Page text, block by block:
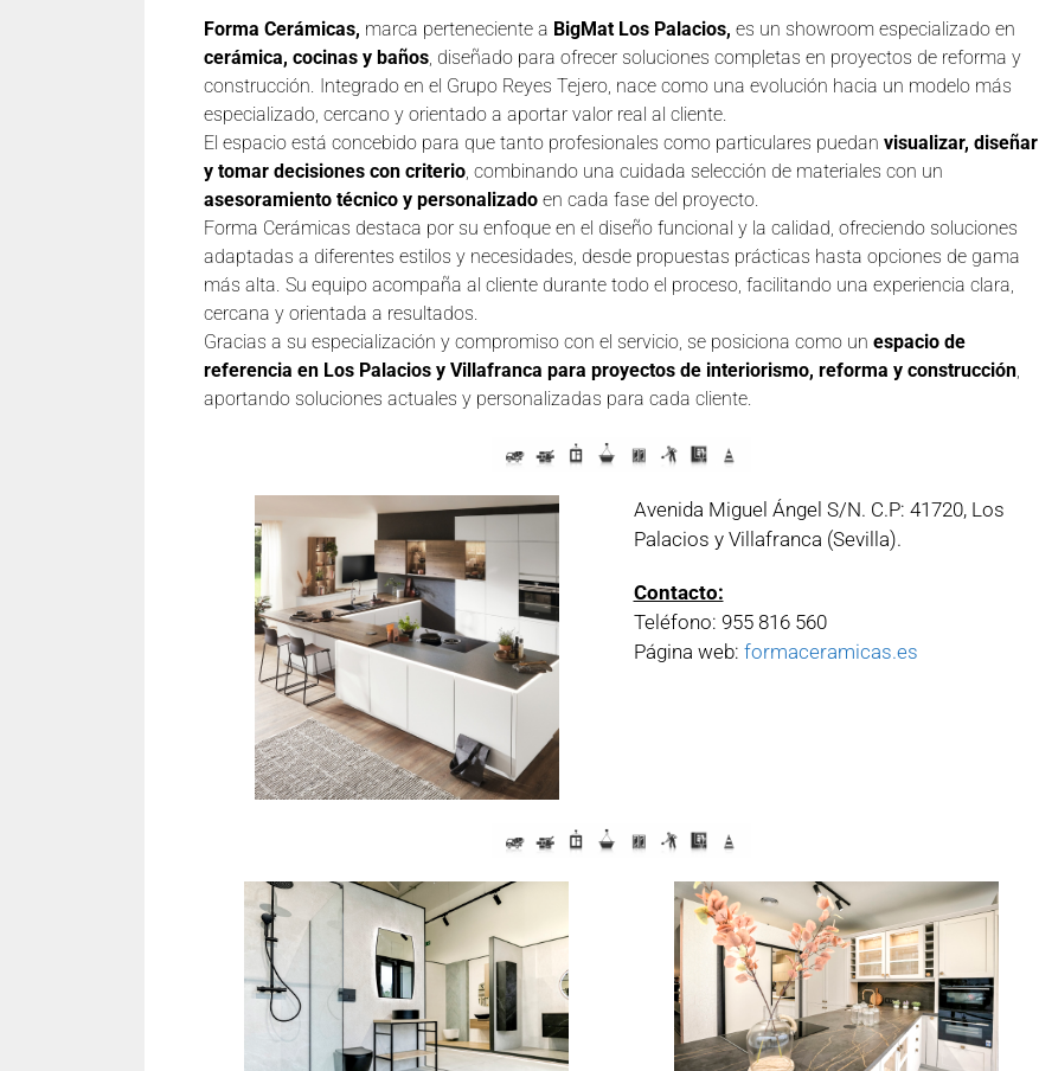
Forma Cerámicas, marca perteneciente a BigMat Los Palacios, es un showroom especializado en
cerámica, cocinas y baños, diseñado para ofrecer soluciones completas en proyectos de reforma y
construcción. Integrado en el Grupo Reyes Tejero, nace como una evolución hacia un modelo más
especializado, cercano y orientado a aportar valor real al cliente.
El espacio está concebido para que tanto profesionales como particulares puedan visualizar, diseñar
y tomar decisiones con criterio, combinando una cuidada selección de materiales con un
asesoramiento técnico y personalizado en cada fase del proyecto.
Forma Cerámicas destaca por su enfoque en el diseño funcional y la calidad, ofreciendo soluciones
adaptadas a diferentes estilos y necesidades, desde propuestas prácticas hasta opciones de gama
más alta. Su equipo acompaña al cliente durante todo el proceso, facilitando una experiencia clara,
cercana y orientada a resultados.
Gracias a su especialización y compromiso con el servicio, se posiciona como un espacio de
referencia en Los Palacios y Villafranca para proyectos de interiorismo, reforma y construcción,
aportando soluciones actuales y personalizadas para cada cliente.
Avenida Miguel Ángel S/N. C.P: 41720, Los
Palacios y Villafranca (Sevilla).
Contacto:
Teléfono: 955 816 560
Página web: formaceramicas.es